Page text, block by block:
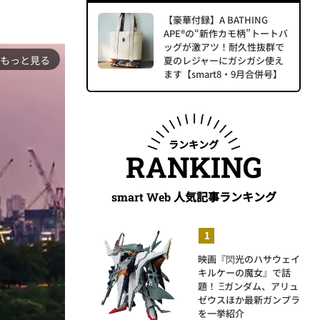
もっと見る
【豪華付録】A BATHING
APE®の“新作カモ柄”トートバ
ッグが激アツ！耐久性抜群で
夏のレジャーにガシガシ使え
ます【smart8・9月合併号】
ランキング
RANKING
smart Web人気記事ランキング
映画『閃光のハサウェイ
キルケーの魔女』で話
題！ Ξガンダム、アリュ
ゼウスほか最新ガンプラ
を一挙紹介